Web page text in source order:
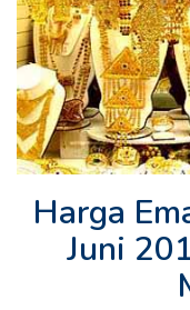
Harga
Juni